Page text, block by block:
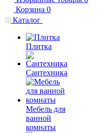
Корзина 0
Каталог
Плитка
Сантехника
Мебель для
ванной
комнаты